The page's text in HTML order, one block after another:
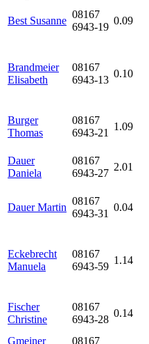
Best Susanne
08167
6943-19
0.09
Brandmeier
Elisabeth
08167
6943-13
0.10
Burger
Thomas
08167
6943-21
1.09
Dauer
Daniela
08167
6943-27
2.01
Dauer Martin
08167
6943-31
0.04
Eckebrecht
Manuela
08167
6943-59
1.14
Fischer
Christine
08167
6943-28
0.14
Gmeiner
08167